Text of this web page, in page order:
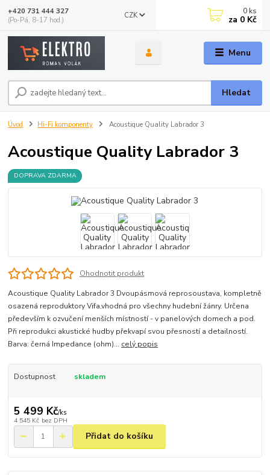
Menu
CZK
Hledat
+420 731 444 327
(Po-Pá, 8-17 hod.)
0 ks
za 0 Kč
Úvod Hi-Fi komponenty Acoustique Quality Labrador 3
Acoustique Quality Labrador 3
DOPRAVA ZDARMA
Ohodnotit produkt
Acoustique Quality Labrador 3 Dvoupásmová reprosoustava, kompletně
osazená reproduktory Vifa,vhodná pro všechny hudební žánry. Určena
především k ozvučení menších místností - v panelových domech a pod.
Při reprodukci akustické hudby překvapí svou přesností a detailností.
Barva: černá Impedance (ohm)... celý popis
Dostupnost skladem
5 499 Kč/ks
4 545 Kč bez DPH
Přidat do košíku